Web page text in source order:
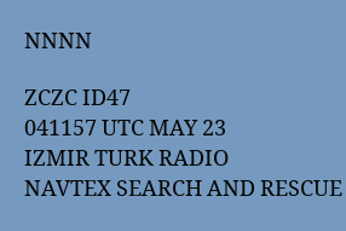
NNNN
ZCZC ID47
041157 UTC MAY 23
IZMIR TURK RADIO
NAVTEX SEARCH AND